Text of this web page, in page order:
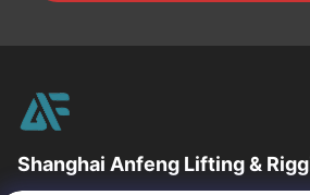
Shanghai Anfeng Lifting &